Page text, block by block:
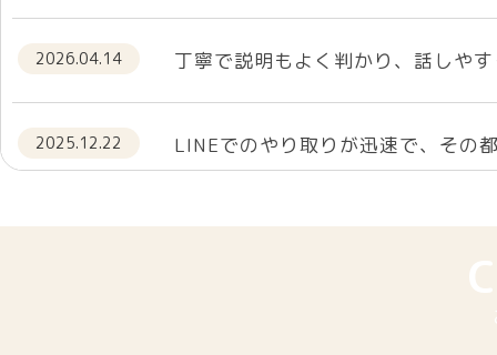
2026.04.14 丁寧で説明もよく判かり、話しや
2025.12.22 LINEでのやり取りが迅速で、その
2025.11.06 気持ちが楽になりました。
親切で丁寧な対応でした。ありが